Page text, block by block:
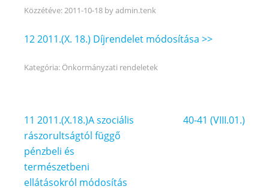
Közzétéve:2011-10-18 byadmin.tenk
12 2011.(X. 18.) Díjrendelet módosítása >>
Kategória: Önkormányzati rendeletek
Bejegyzés
navigáció
11 2011.(X.18.)A szociális
rászorultságtól függő
pénzbeli és
természetbeni
ellátásokról módosítás
40-41 (VIII.01.)